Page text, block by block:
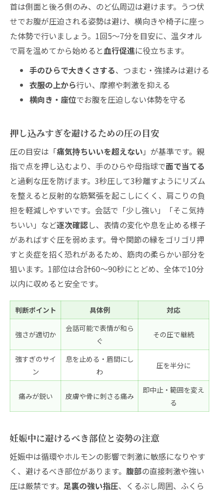
首は側面と後ろ側のみ、のど仏周辺は避けます。うつ伏
せでお腹が圧迫される姿勢は避け、横向きや椅子に座っ
た体勢で行いましょう。1回5〜7分を目安に、温タオル
で肩を温めてから始めると血行促進に役立ちます。
手のひらで大きくさする、つまむ・強揉みは避ける
衣服の上から行い、摩擦や刺激を抑える
横向き・座位でお腹を圧迫しない体勢を守る
押し込みすぎを避けるための圧の目安
圧の目安は「痛気持ちいいを超えない 」が基準です。親
指で点を押し込むより、手のひらや母指球で面で当てる
と過剰な圧を防げます。3秒圧して3秒離すようにリズム
を整えると反射的な筋緊張を起こしにくく、肩こりの負
担を軽減しやすいです。会話で「少し強い」「そこ気持
ちいい」など逐次確認し、表情の変化や息を止める様子
があればすぐ圧を弱めます。骨や関節の縁をゴリゴリ押
すと炎症を招く恐れがあるため、筋肉の柔らかい部分を
狙います。1部位は合計60〜90秒にとどめ、全体で10分
以内に収めると安全です。
判断ポイント 具体例 対応
強さが適切か
会話可能で表情が和ら
ぐ
その圧で継続
強すぎのサイ
ン
息を止める・眉間にし
わ
圧を半分に
痛みが鋭い 皮膚や骨に刺さる痛み
即中止・範囲を変え
る
妊娠中に避けるべき部位と姿勢の注意
妊娠中は循環やホルモンの影響で刺激に敏感になりやす
く、避けるべき部位があります。 腹部の直接刺激や強い
圧は厳禁です。 足裏の強い指圧、くるぶし周囲、ふくら